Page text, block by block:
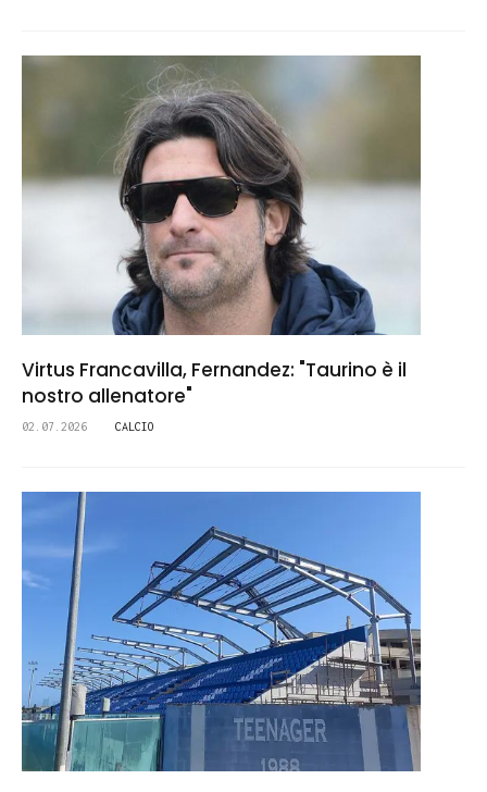
Virtus Francavilla, Fernandez: "Taurino è il
nostro allenatore"
02.07.2026 CALCIO